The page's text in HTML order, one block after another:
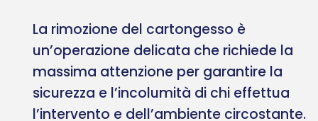
La rimozione del cartongesso è
un’operazione delicata che richiede la
massima attenzione per garantire la
sicurezza e l’incolumità di chi effettua
l’intervento e dell’ambiente circostante.